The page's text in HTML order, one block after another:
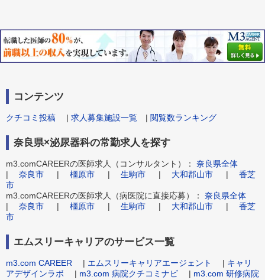
コンテンツ
クチコミ投稿 | 求人募集施設一覧 | 閲覧数ランキング
奈良県×泌尿器科の常勤求人を探す
m3.comCAREERの医師求人（コンサルタント）： 奈良県全体
| 奈良市 | 橿原市 | 生駒市 | 大和郡山市 | 香芝
市
m3.comCAREERの医師求人（病医院に直接応募）： 奈良県全体
| 奈良市 | 橿原市 | 生駒市 | 大和郡山市 | 香芝
市
エムスリーキャリアのサービス一覧
m3.com CAREER | エムスリーキャリアエージェント | キャリ
アデザインラボ | m3.com 病院クチコミナビ | m3.com 研修病院